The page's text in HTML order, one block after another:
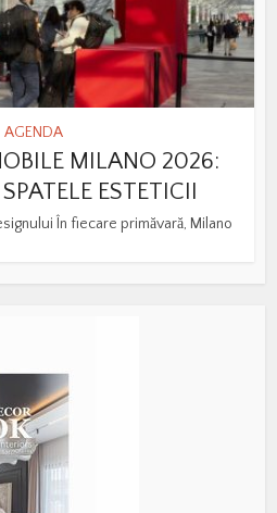
AGENDA
MILANO 2026:
ESTETICII
În fiecare primăvară, Milano